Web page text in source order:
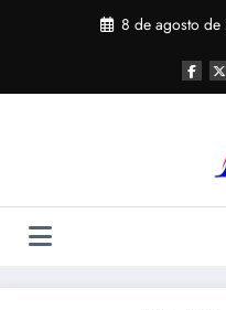
8 de agosto